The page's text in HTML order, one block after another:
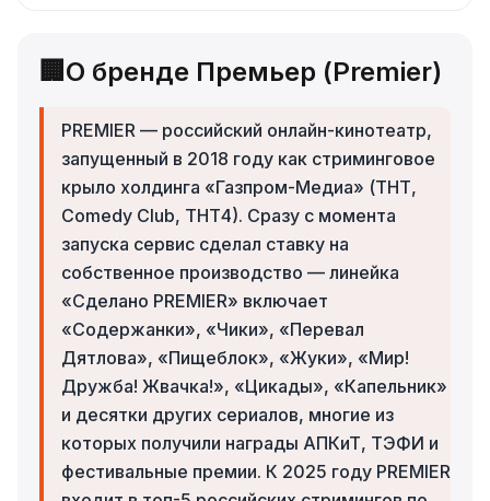
🏢 О бренде Премьер (Premier)
PREMIER — российский онлайн-кинотеатр,
запущенный в 2018 году как стриминговое
крыло холдинга «Газпром-Медиа» (ТНТ,
Comedy Club, ТНТ4). Сразу с момента
запуска сервис сделал ставку на
собственное производство — линейка
«Сделано PREMIER» включает
«Содержанки», «Чики», «Перевал
Дятлова», «Пищеблок», «Жуки», «Мир!
Дружба! Жвачка!», «Цикады», «Капельник»
и десятки других сериалов, многие из
которых получили награды АПКиТ, ТЭФИ и
фестивальные премии. К 2025 году PREMIER